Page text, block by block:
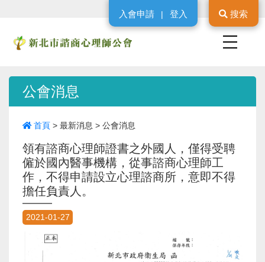
入會申請 登入 搜索
公會消息
首頁 > 最新消息 > 公會消息
領有諮商心理師證書之外國人，僅得受聘
僱於國內醫事機構，從事諮商心理師工
作，不得申請設立心理諮商所，意即不得
擔任負責人。
2021-01-27